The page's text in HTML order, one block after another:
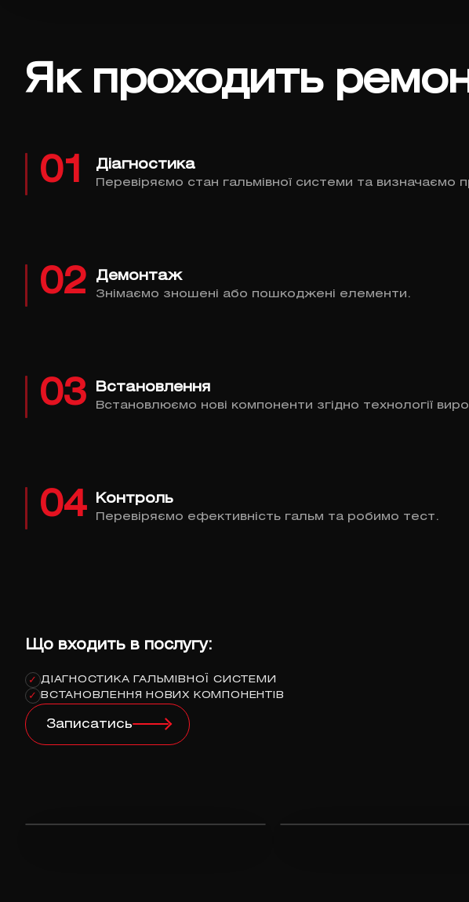
Як проходить
01 Діагностика
Перевіряємо стан гальмівної системи та визначаємо
02 Демонтаж
Знімаємо зношені або пошкоджені елементи.
03 Встановлення
Встановлюємо нові компоненти згідно технології
04 Контроль
Перевіряємо ефективність гальм та робимо тест.
Що входить в послугу:
✓ ДІАГНОСТИКА ГАЛЬМІВНОЇ СИСТЕМИ
✓
ВСТАНОВЛЕННЯ НОВИХ КОМПОНЕНТІВ
Записатись